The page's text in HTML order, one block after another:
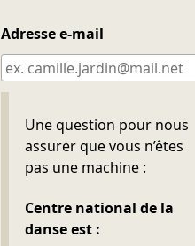
Adresse e-mail
Une question pour nous
assurer que vous n’êtes
pas une machine :
Centre national de la
danse est :
Ne pas remplir